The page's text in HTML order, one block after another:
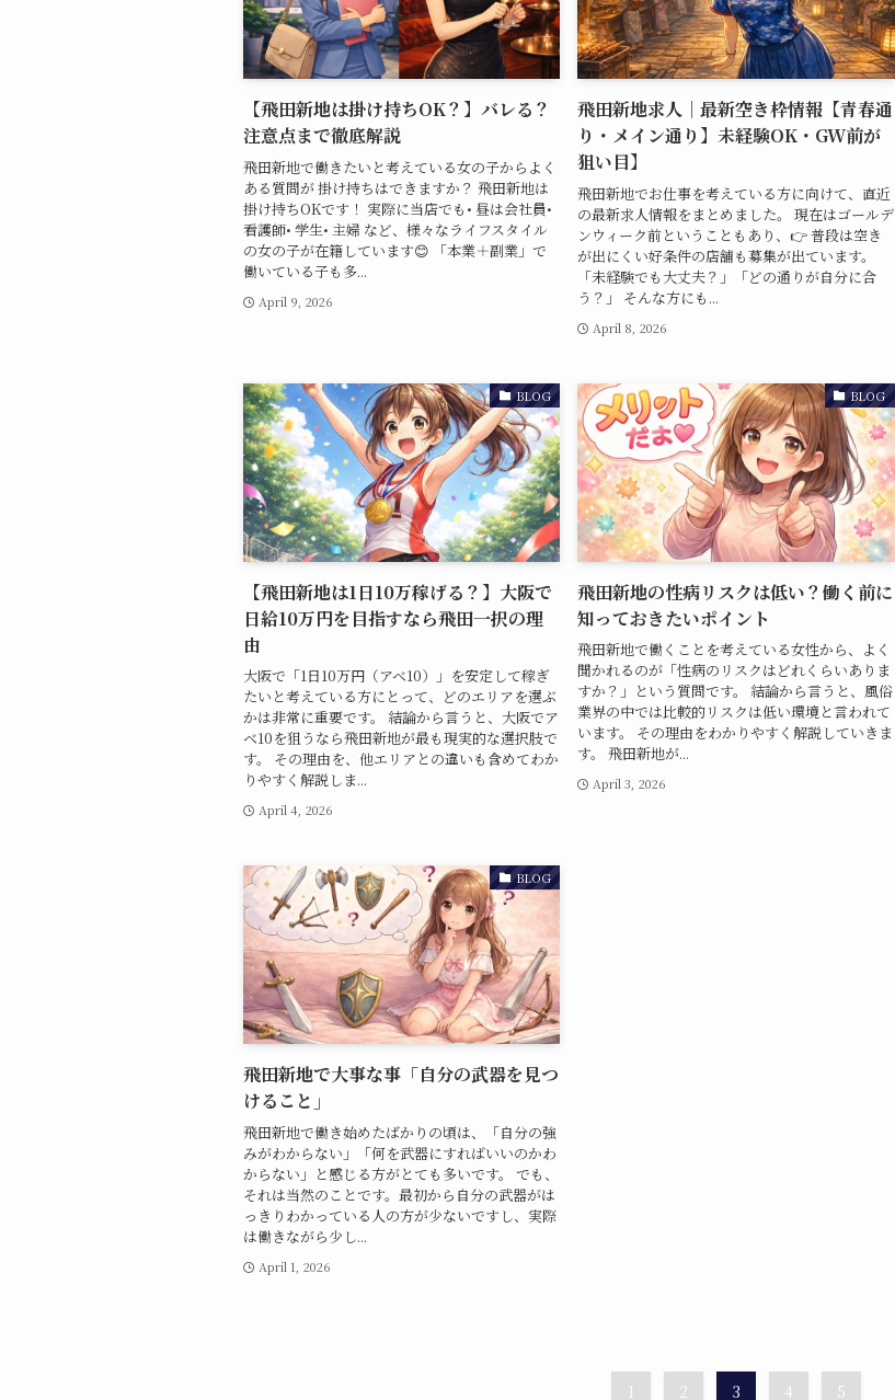
【飛田新地は掛け持ちOK？】バレる？
注意点まで徹底解説
飛田新地で働きたいと考えている女の子からよく
ある質問が 掛け持ちはできますか？ 飛田新地は
掛け持ちOKです！ 実際に当店でも• 昼は会社員•
看護師• 学生• 主婦 など、様々なライフスタイル
の女の子が在籍しています😊 「本業＋副業」で
働いている子も多...
April 9, 2026
飛田新地求人｜最新空き枠情報【青春通
り・メイン通り】未経験OK・GW前が
狙い目】
飛田新地でお仕事を考えている方に向けて、直近
の最新求人情報をまとめました。 現在はゴールデ
ンウィーク前ということもあり、👉 普段は空き
が出にくい好条件の店舗も募集が出ています。
「未経験でも大丈夫？」「どの通りが自分に合
う？」 そんな方にも...
April 8, 2026
BLOG
【飛田新地は1日10万稼げる？】大阪で
日給10万円を目指すなら飛田一択の理
由
大阪で「1日10万円（アベ10）」を安定して稼ぎ
たいと考えている方にとって、どのエリアを選ぶ
かは非常に重要です。 結論から言うと、大阪でア
ベ10を狙うなら飛田新地が最も現実的な選択肢で
す。 その理由を、他エリアとの違いも含めてわか
りやすく解説しま...
April 4, 2026
BLOG
飛田新地の性病リスクは低い？働く前に
知っておきたいポイント
飛田新地で働くことを考えている女性から、よく
聞かれるのが「性病のリスクはどれくらいありま
すか？」という質問です。 結論から言うと、風俗
業界の中では比較的リスクは低い環境と言われて
います。 その理由をわかりやすく解説していきま
す。 飛田新地が...
April 3, 2026
BLOG
飛田新地で大事な事「自分の武器を見つ
けること」
飛田新地で働き始めたばかりの頃は、「自分の強
みがわからない」「何を武器にすればいいのかわ
からない」と感じる方がとても多いです。 でも、
それは当然のことです。最初から自分の武器がは
っきりわかっている人の方が少ないですし、実際
は働きながら少し...
April 1, 2026
1 2 3 4 5